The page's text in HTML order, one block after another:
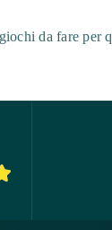
da fare per